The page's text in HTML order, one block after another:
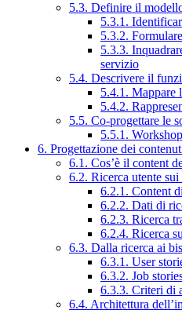
5.3. Definire il
5.3.1.
5.3.2.
5.3.3.
servizio
5.4. Descrivere il
5.4.1. Mappare
5.4.2.
5.5. Co-progettare le
5.5.1.
6. Progettazione dei
6.1. Cos’è il content
6.2. Ricerca utente
6.2.1. Content
6.2.2. Dati di
6.2.3. Ricerca
6.2.4. Ricerca
6.3. Dalla ricerca ai
6.3.1. User
6.3.2. Job
6.3.3. Criteri di
6.4. Architettura